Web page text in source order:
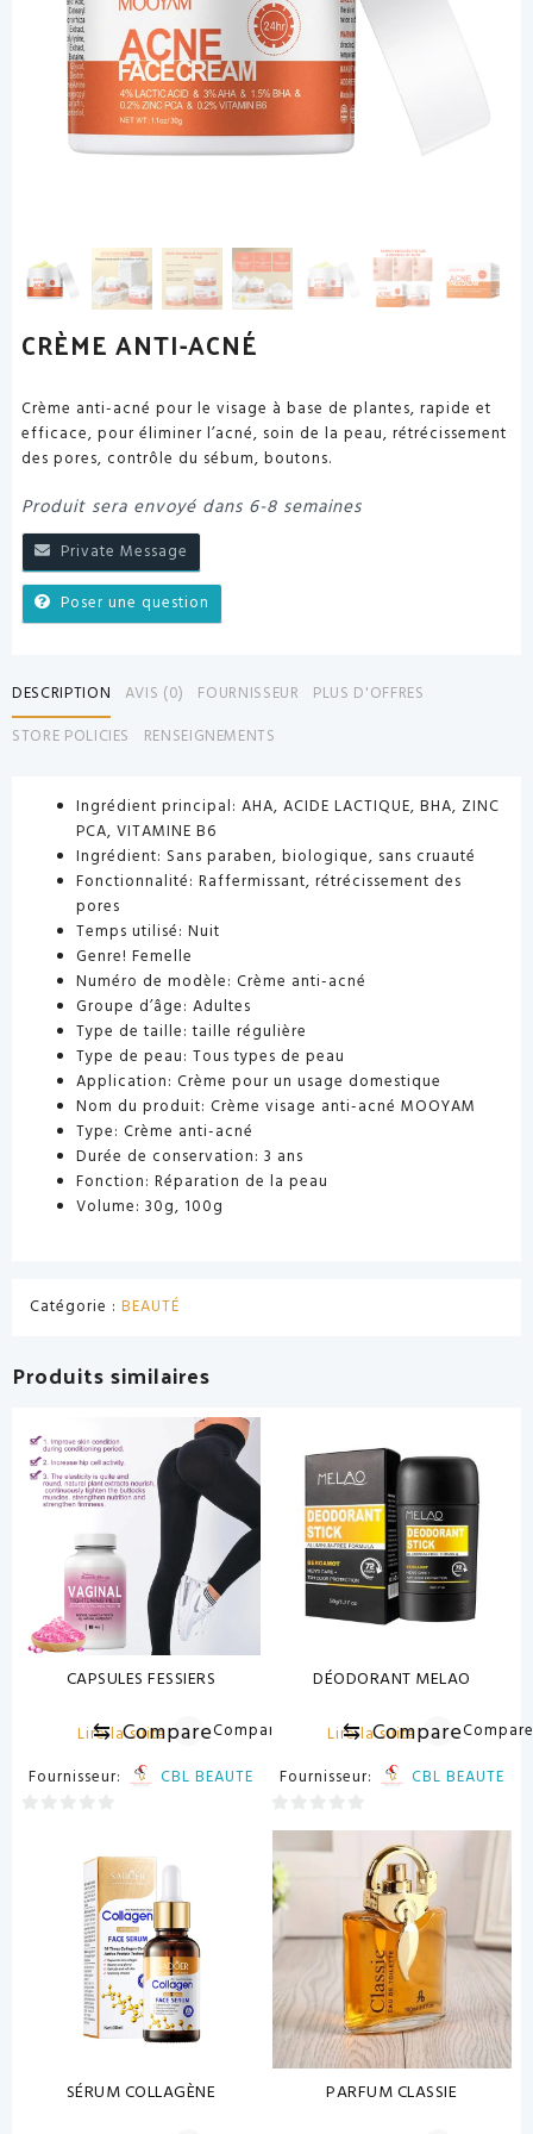
CRÈME ANTI-ACNÉ
Crème anti-acné pour le visage à base de plantes, rapide et
efficace, pour éliminer l’acné, soin de la peau, rétrécissement
des pores, contrôle du sébum, boutons.
Produit sera envoyé dans 6-8 semaines
Private Message
Poser une question
DESCRIPTION AVIS (0) FOURNISSEUR
PLUS D'OFFRES
STORE POLICIES
RENSEIGNEMENTS
Ingrédient principal: AHA, ACIDE LACTIQUE, BHA, ZINC
PCA, VITAMINE B6
Ingrédient: Sans paraben, biologique, sans cruauté
Fonctionnalité: Raffermissant, rétrécissement des
pores
Temps utilisé: Nuit
Genre! Femelle
Numéro de modèle: Crème anti-acné
Groupe d’âge: Adultes
Type de taille: taille régulière
Type de peau: Tous types de peau
Application: Crème pour un usage domestique
Nom du produit: Crème visage anti-acné MOOYAM
Type: Crème anti-acné
Durée de conservation: 3 ans
Fonction: Réparation de la peau
Volume: 30g, 100g
Catégorie : BEAUTÉ
Produits similaires
CAPSULES FESSIERS
Lire la suite
⇆ CompareCompare
Fournisseur:
CBL BEAUTE
DÉODORANT MELAO
Lire la suite
⇆ Compare
Fournisseur:
CBL BEAUTE
0
sur
5
SÉRUM COLLAGÈNE PARFUM CLASSIE